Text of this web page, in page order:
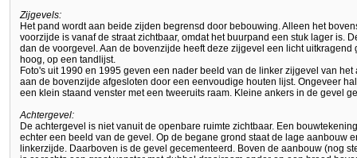
Zijgevels:
Het pand wordt aan beide zijden begrensd door bebouwing. Alleen het
voorzijde is vanaf de straat zichtbaar, omdat het buurpand een stuk lager is.
dan de voorgevel. Aan de bovenzijde heeft deze zijgevel een licht
hoog, op een tandlijst.
Foto's uit 1990 en 1995 geven een nader beeld van de linker zijgevel van
aan de bovenzijde afgesloten door een eenvoudige houten lijst. Ongeveer
een klein staand venster met een tweeruits raam. Kleine ankers in de gevel
Achtergevel:
De achtergevel is niet vanuit de openbare ruimte zichtbaar. Een
echter een beeld van de gevel. Op de begane grond staat de lage aanbouw
linkerzijde. Daarboven is de gevel gecementeerd. Boven de aanbouw (nog